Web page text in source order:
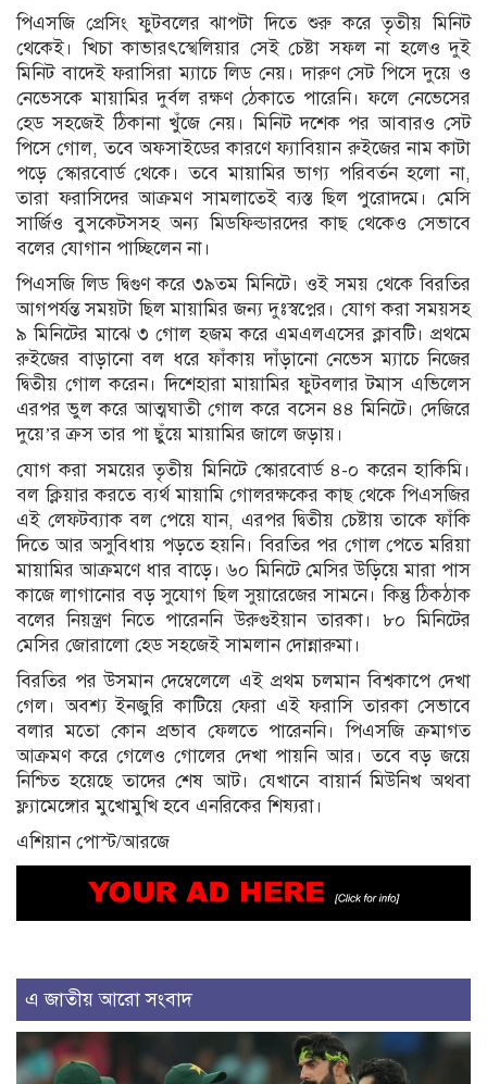
পিএসজি প্রেসিং ফুটবলের ঝাপটা দিতে শুরু করে তৃতীয় মিনিট
থেকেই। খিচা কাভারৎস্খেলিয়ার সেই চেষ্টা সফল না হলেও দুই
মিনিট বাদেই ফরাসিরা ম্যাচে লিড নেয়। দারুণ সেট পিসে দুয়ে ও
নেভেসকে মায়ামির দুর্বল রক্ষণ ঠেকাতে পারেনি। ফলে নেভেসের
হেড সহজেই ঠিকানা খুঁজে নেয়। মিনিট দশেক পর আবারও সেট
পিসে গোল, তবে অফসাইডের কারণে ফ্যাবিয়ান রুইজের নাম কাটা
পড়ে স্কোরবোর্ড থেকে। তবে মায়ামির ভাগ্য পরিবর্তন হলো না,
তারা ফরাসিদের আক্রমণ সামলাতেই ব্যস্ত ছিল পুরোদমে। মেসি
সার্জিও বুসকেটসসহ অন্য মিডফিল্ডারদের কাছ থেকেও সেভাবে
বলের যোগান পাচ্ছিলেন না।
পিএসজি লিড দ্বিগুণ করে ৩৯তম মিনিটে। ওই সময় থেকে বিরতির
আগপর্যন্ত সময়টা ছিল মায়ামির জন্য দুঃস্বপ্নের। যোগ করা সময়সহ
৯ মিনিটের মাঝে ৩ গোল হজম করে এমএলএসের ক্লাবটি। প্রথমে
রুইজের বাড়ানো বল ধরে ফাঁকায় দাঁড়ানো নেভেস ম্যাচে নিজের
দ্বিতীয় গোল করেন। দিশেহারা মায়ামির ফুটবলার টমাস এভিলেস
এরপর ভুল করে আত্মঘাতী গোল করে বসেন ৪৪ মিনিটে। দেজিরে
দুয়ে’র ক্রস তার পা ছুঁয়ে মায়ামির জালে জড়ায়।
যোগ করা সময়ের তৃতীয় মিনিটে স্কোরবোর্ড ৪-০ করেন হাকিমি।
বল ক্লিয়ার করতে ব্যর্থ মায়ামি গোলরক্ষকের কাছ থেকে পিএসজির
এই লেফটব্যাক বল পেয়ে যান, এরপর দ্বিতীয় চেষ্টায় তাকে ফাঁকি
দিতে আর অসুবিধায় পড়তে হয়নি। বিরতির পর গোল পেতে মরিয়া
মায়ামির আক্রমণে ধার বাড়ে। ৬০ মিনিটে মেসির উড়িয়ে মারা পাস
কাজে লাগানোর বড় সুযোগ ছিল সুয়ারেজের সামনে। কিন্তু ঠিকঠাক
বলের নিয়ন্ত্রণ নিতে পারেননি উরুগুইয়ান তারকা। ৮০ মিনিটের
মেসির জোরালো হেড সহজেই সামলান দোন্নারুমা।
বিরতির পর উসমান দেম্বেলেলে এই প্রথম চলমান বিশ্বকাপে দেখা
গেল। অবশ্য ইনজুরি কাটিয়ে ফেরা এই ফরাসি তারকা সেভাবে
বলার মতো কোন প্রভাব ফেলতে পারেননি। পিএসজি ক্রমাগত
আক্রমণ করে গেলেও গোলের দেখা পায়নি আর। তবে বড় জয়ে
নিশ্চিত হয়েছে তাদের শেষ আট। যেখানে বায়ার্ন মিউনিখ অথবা
ফ্ল্যামেঙ্গোর মুখোমুখি হবে এনরিকের শিষ্যরা।
এশিয়ান পোস্ট/আরজে
এ জাতীয় আরো সংবাদ